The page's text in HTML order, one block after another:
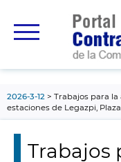
principal
2026-3-12
Trabajos para la
estaciones de Legazpi,
Trabajos